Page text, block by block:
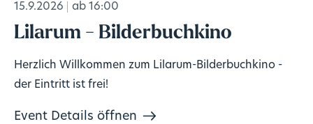
15.9.2026 ab 16:00
Lilarum - Bilderbuchkino
Herzlich Willkommen zum Lilarum-Bilderbuchkino -
der Eintritt ist frei!
Event Details öffnen